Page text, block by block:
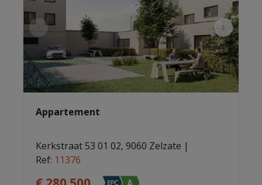
Appartement
Kerkstraat 53 01 02, 9060 Zelzate |
Ref: 11376